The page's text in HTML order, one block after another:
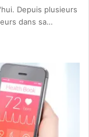
Depuis plusieurs
dans sa…